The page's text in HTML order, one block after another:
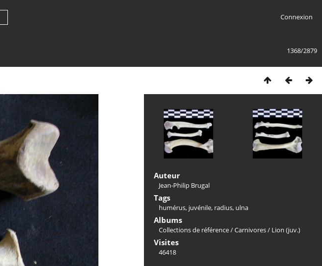
Connexion
1368/2879
Auteur
Jean-Philip Brugal
Tags
humérus, juvénile, radius, ulna
Albums
Collections de référence/Carnivores/ Lion (juv.)
Visites
46418